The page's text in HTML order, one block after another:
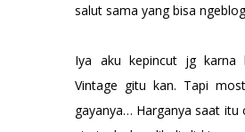
salut sama yang bisa
Iya aku kepincut jg karna
Vintage gitu kan. Tapi
gayanya… Harganya saat itu